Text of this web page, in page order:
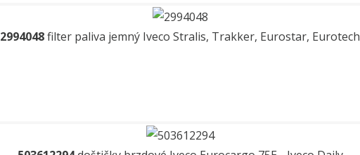
2994048filter paliva jemný Iveco Stralis, Trakker, Eurostar, Eurotech